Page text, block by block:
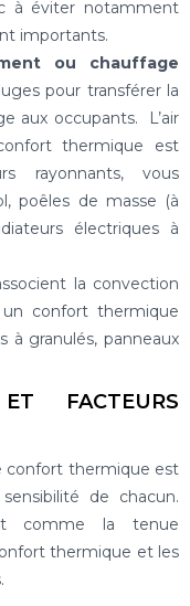
à éviter notamment
importants.
ou chauffage
pour transférer la
aux occupants. L’air
thermique est
rayonnants, vous
poêles de masse (à
électriques à
la convection
confort thermique
à granulés, panneaux
FACTEURS
confort thermique est
de chacun.
comme la tenue
thermique et les